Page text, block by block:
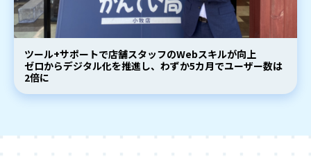
ツール+サポートで店舗スタッフのWebスキルが向上
ゼロからデジタル化を推進し、わずか5カ月でユーザー数は
2倍に